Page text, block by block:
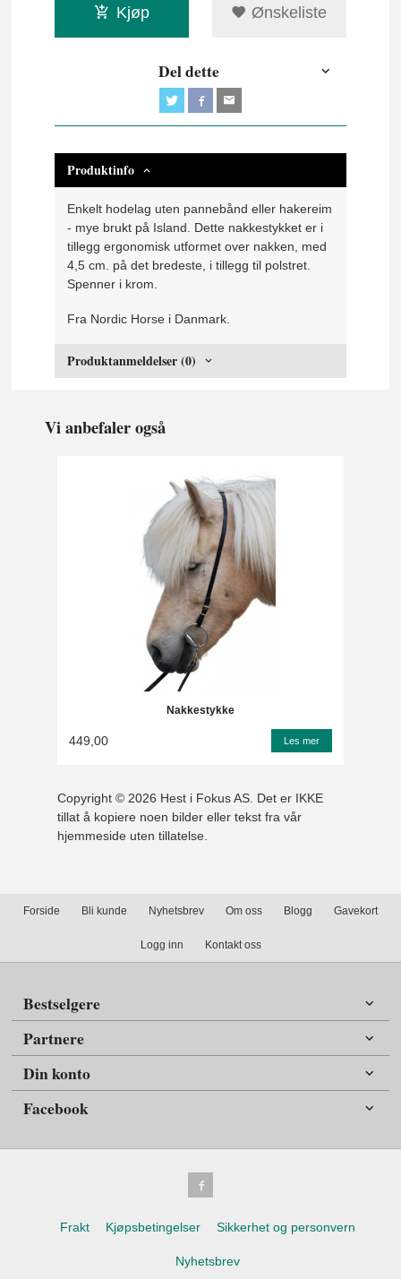
Kjøp Ønskeliste
Del dette
Produktinfo
Enkelt hodelag uten pannebånd eller hakereim
- mye brukt på Island. Dette nakkestykket er i
tillegg ergonomisk utformet over nakken, med
4,5 cm. på det bredeste, i tillegg til polstret.
Spenner i krom.
Fra Nordic Horse i Danmark.
Produktanmeldelser (0)
Vi anbefaler også
Nakkestykke
449,00 Les mer
Copyright © 2026 Hest i Fokus AS. Det er IKKE
tillat å kopiere noen bilder eller tekst fra vår
hjemmeside uten tillatelse.
Forside Bli kunde Nyhetsbrev Om oss Blogg Gavekort
Logg inn Kontakt oss
Bestselgere
Partnere
Din konto
Facebook
Frakt Kjøpsbetingelser Sikkerhet og personvern
Nyhetsbrev